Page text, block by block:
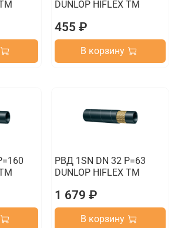
DUNLOP HIFLEX TM
455 ₽
В корзину
РВД 1SN DN 32 P=63
DUNLOP HIFLEX TM
1 679 ₽
В корзину